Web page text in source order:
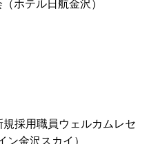
ホテル日航金沢）
採用職員ウェルカムレセ
ン金沢スカイ）